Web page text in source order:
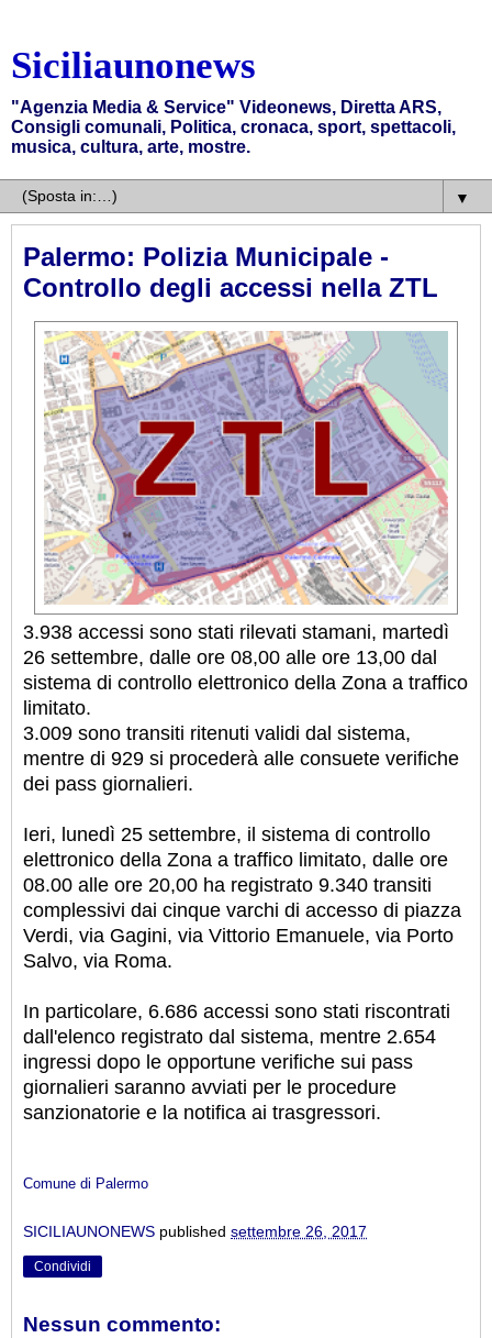
Siciliaunonews
"Agenzia Media & Service" Videonews, Diretta ARS,
Consigli comunali, Politica, cronaca, sport, spettacoli,
musica, cultura, arte, mostre.
▼
Palermo: Polizia Municipale -
Controllo degli accessi nella ZTL
3.938 accessi sono stati rilevati stamani, martedì
26 settembre, dalle ore 08,00 alle ore 13,00 dal
sistema di controllo elettronico della Zona a traffico
limitato.
3.009 sono transiti ritenuti validi dal sistema,
mentre di 929 si procederà alle consuete verifiche
dei pass giornalieri.
Ieri, lunedì 25 settembre, il sistema di controllo
elettronico della Zona a traffico limitato, dalle ore
08.00 alle ore 20,00 ha registrato 9.340 transiti
complessivi dai cinque varchi di accesso di piazza
Verdi, via Gagini, via Vittorio Emanuele, via Porto
Salvo, via Roma.
In particolare, 6.686 accessi sono stati riscontrati
dall'elenco registrato dal sistema, mentre 2.654
ingressi dopo le opportune verifiche sui pass
giornalieri saranno avviati per le procedure
sanzionatorie e la notifica ai trasgressori.
Comune di Palermo
SICILIAUNONEWS published settembre 26, 2017
Condividi
Nessun commento: